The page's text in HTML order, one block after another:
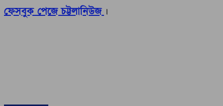
ফেসবুক পেজে চট্টলানিউজ ।